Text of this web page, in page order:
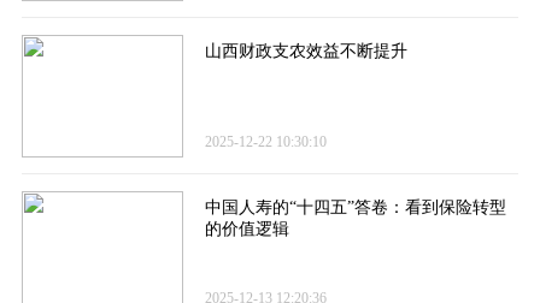
山西财政支农效益不断提升
2025-12-22 10:30:10
中国人寿的“十四五”答卷​：看到保险转型
的价值逻辑
2025-12-13 12:20:36